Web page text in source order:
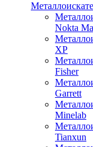
Nokta
XP
Fisher
Garrett
Minelab
Tianxun